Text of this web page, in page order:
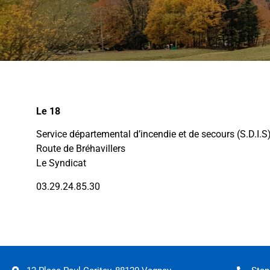
Le 18
Service départemental d’incendie et de secours
Route de Bréhavillers
Le Syndicat
03.29.24.85.30